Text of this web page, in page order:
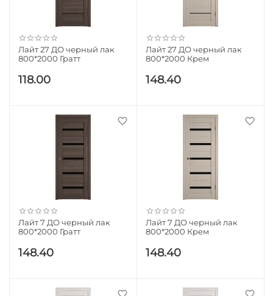
Лайт 27 ДО черный лак
800*2000 Гратт
118.00
Лайт 27 ДО черный лак
800*2000 Крем
148.40
Лайт 7 ДО черный лак
800*2000 Гратт
148.40
Лайт 7 ДО черный лак
800*2000 Крем
148.40